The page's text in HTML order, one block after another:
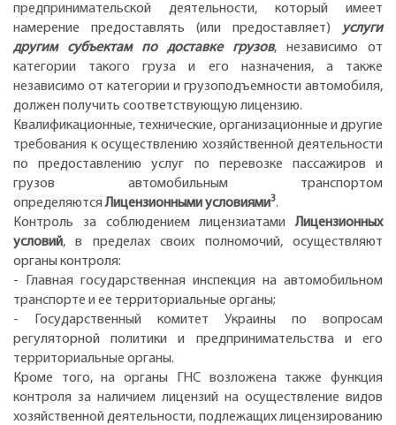
предпринимательской деятельности, который имеет
намерение предоставлять (или предоставляет)
услуги
другим субъектам по доставке грузов, независимо от
категории такого груза и его назначения, а также
независимо от категории и грузоподъемности автомобиля,
должен получить соответствующую лицензию.
Квалификационные, технические, организационные и другие
требования к осуществлению хозяйственной деятельности
по предоставлению услуг по перевозке пассажиров и
грузов автомобильным транспортом
определяютсяЛицензионными условиями3.
Контроль за соблюдением лицензиатамиЛицензионных
условий, в пределах своих полномочий, осуществляют
органы контроля:
- Главная государственная инспекция на автомобильном
транспорте и ее территориальные органы;
- Государственный комитет Украины по вопросам
регуляторной политики и предпринимательства и его
территориальные органы.
Кроме того, на органы ГНС возложена также функция
контроля за наличием лицензий на осуществление видов
хозяйственной деятельности, подлежащих лицензированию